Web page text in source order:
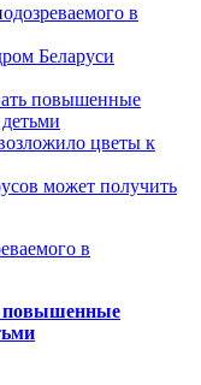
в
Беларуси
повышенные
цветы к
может получить
в
повышенные